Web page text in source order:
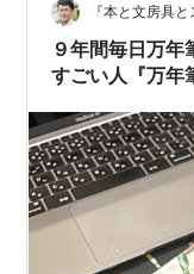
『本と文房具と
９年間毎日万
すごい人『万年